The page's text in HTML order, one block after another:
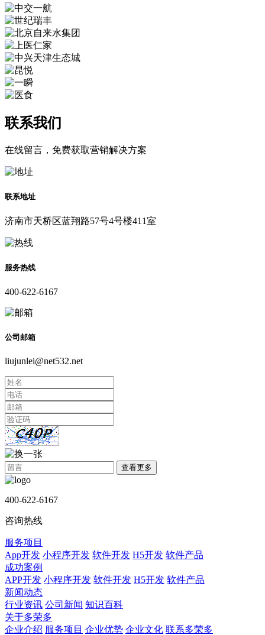
联系我们
在线留言，免费获取营销解决方案
联系地址
济南市天桥区蓝翔路57号4号楼411室
服务热线
400-622-6167
公司邮箱
liujunlei@net532.net
查看更多
400-622-6167
咨询热线
服务项目
App开发 小程序开发 软件开发 H5开发 软件产品
成功案例
APP开发 小程序开发 软件开发 H5开发 软件产品
新闻动态
行业资讯 公司新闻 知识百科
关于多荣多
企业介绍 服务项目 企业优势 企业文化 联系多荣多